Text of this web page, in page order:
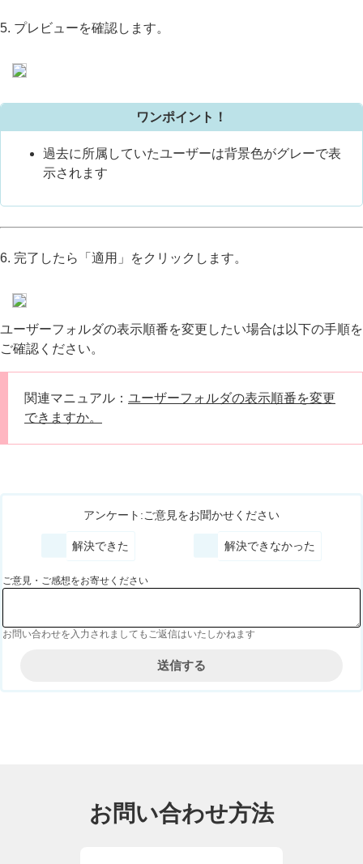
5. プレビューを確認します。
ワンポイント！
過去に所属していたユーザーは背景色がグレーで表
示されます
6. 完了したら「適用」をクリックします。
ユーザーフォルダの表示順番を変更したい場合は以下の手順を
ご確認ください。
関連マニュアル： ユーザーフォルダの表示順番を変更
できますか。
アンケート:ご意見をお聞かせください
解決できた 解決できなかった
ご意見・ご感想をお寄せください
お問い合わせを入力されましてもご返信はいたしかねます
お問い合わせ方法